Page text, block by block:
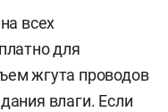
всех
для
жгута проводов
влаги. Если